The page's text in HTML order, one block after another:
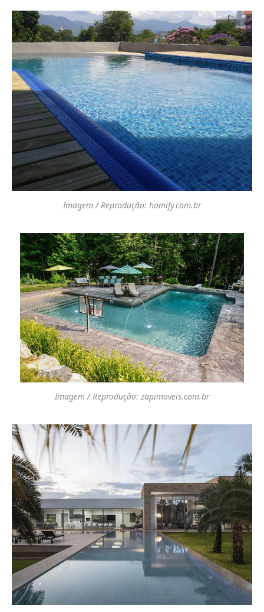
Imagem / Reprodução: homify.com.br
Imagem / Reprodução: zapimoveis.com.br